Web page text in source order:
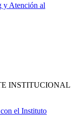
y Atención al
INSTITUCIONAL
el Instituto